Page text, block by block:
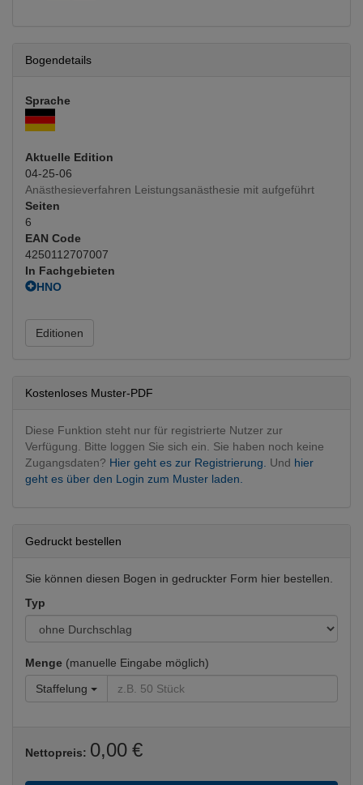
Bogendetails
Sprache
Aktuelle Edition
04-25-06
Anästhesieverfahren Leistungsanästhesie mit aufgeführt
Seiten
6
EAN Code
4250112707007
In Fachgebieten
HNO
Mund, Kiefer, Gesicht
MKG operativ
Editionen
Kostenloses Muster-PDF
Diese Funktion steht nur für registrierte Nutzer zur
Verfügung. Bitte loggen Sie sich ein. Sie haben noch keine
Zugangsdaten? Hier geht es zur Registrierung. Und hier
geht es über den Login zum Muster laden.
Gedruckt bestellen
Sie können diesen Bogen in gedruckter Form hier bestellen.
Typ
Menge (manuelle Eingabe möglich)
Staffelung
Nettopreis: 0,00 €